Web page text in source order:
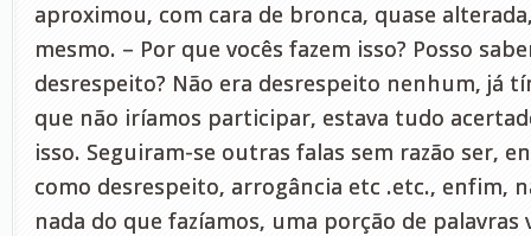
aproximou, com cara de bronca, quase
mesmo. – Por que vocês fazem isso? Posso
desrespeito? Não era desrespeito nenhum, já
que não iríamos participar, estava tudo
isso. Seguiram-se outras falas sem razão ser,
como desrespeito, arrogância etc .etc., enfim,
nada do que fazíamos, uma porção de palavras